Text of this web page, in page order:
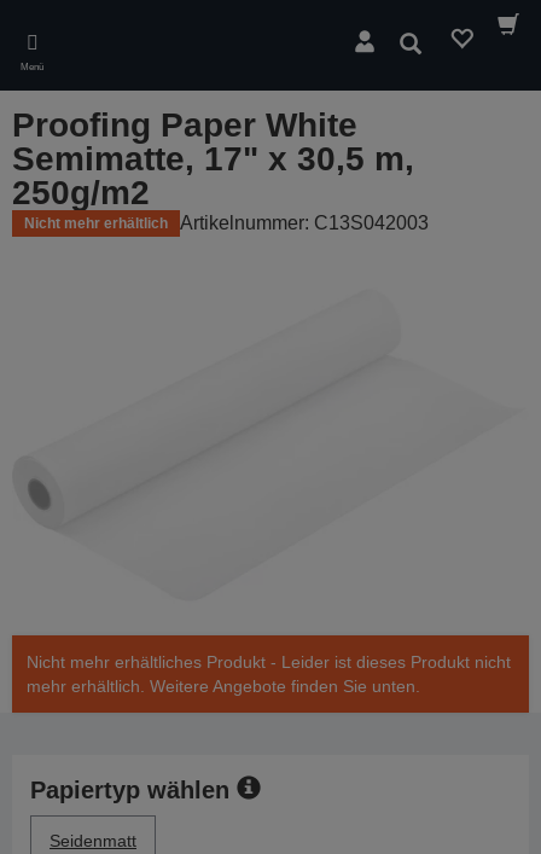
main
content
Menü
Suchen
Proofing Paper White
Semimatte, 17" x 30,5 m,
250g/m2
Nicht mehr erhältlich Artikelnummer: C13S042003
Nicht mehr erhältliches Produkt - Leider ist dieses Produkt nicht
mehr erhältlich. Weitere Angebote finden Sie unten.
Papiertyp wählen
Seidenmatt